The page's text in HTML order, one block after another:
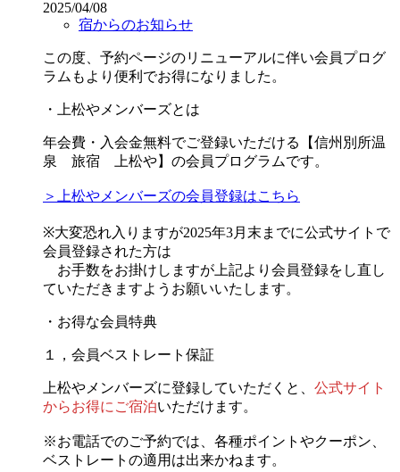
2025/04/08
宿からのお知らせ
この度、予約ページのリニューアルに伴い会員プログ
ラムもより便利でお得になりました。
・上松やメンバーズとは
年会費・入会金無料でご登録いただける【信州別所温
泉 旅宿 上松や】の会員プログラムです。
＞上松やメンバーズの会員登録はこちら
※大変恐れ入りますが2025年3月末までに公式サイトで
会員登録された方は
お手数をお掛けしますが上記より会員登録をし直し
ていただきますようお願いいたします。
・お得な会員特典
１，会員ベストレート保証
上松やメンバーズに登録していただくと、 公式サイト
からお得にご宿泊いただけます。
※お電話でのご予約では、各種ポイントやクーポン、
ベストレートの適用は出来かねます。